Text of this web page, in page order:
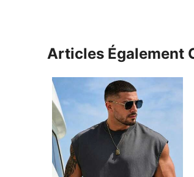
Articles Également